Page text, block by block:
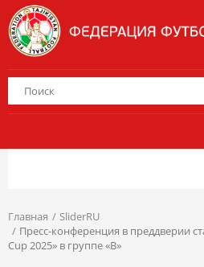
Главная
SliderRU
Пресс-конференция в преддверии
Cup 2025» в группе «B»